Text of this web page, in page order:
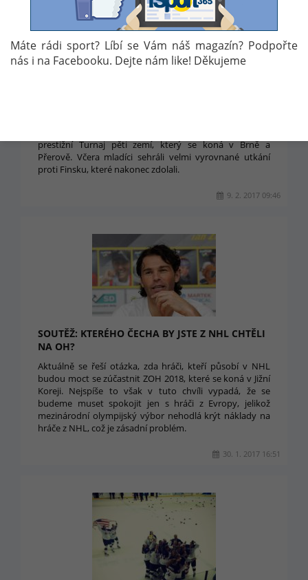
prestižní Turnaj pěti zemí, který se koná v Brně a
Přerově. Včera mladíci sehráli velmi vyrovnané utkání
proti Finsku, které nakonec zdolali.
9. 2. 2017 09:46
SOUTĚŽ: KTERÉHO ČECHA BY JSTE Z NHL CHTĚLI
NA OH?
Aktuálně se řeší otázka, zda hráči, kteří působí v NHL
budou moct se zúčastnit ZOH 2018, které se koná v Jižní
Koreji. Nejspíše to však v tuto chvíli vypadá, že se
budeme muset spokojit jen s hráči z Evropy, jelikož
mezinárodní olympijský výbor nehodlá krýt náklady na
hráče z NHL, což je zásadní problém.
30. 1. 2017 16:51
Máte rádi sport? Líbí se Vám náš magazín? Podpořte
nás i na Facebooku. Dejte nám like! Děkujeme